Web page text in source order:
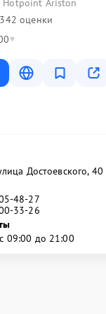
Hotpoint Ariston
342 оценки
Достоевского, 40
48-27
33-26
09:00 до 21:00